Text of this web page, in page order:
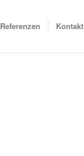
Referenzen Kontakt